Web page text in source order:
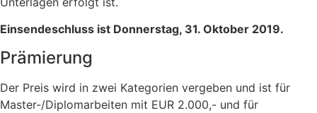
Einsendeschluss ist Donnerstag, 31. Oktober 2019.
Prämierung
Der Preis wird in zwei Kategorien vergeben und ist für
Master-/Diplomarbeiten mit EUR 2.000,- und für